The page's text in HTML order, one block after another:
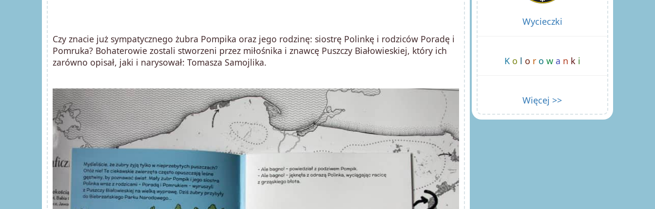
Czy znacie już sympatycznego żubra Pompika oraz jego rodzinę: siostrę Polinkę i rodziców Poradę i
Pomruka? Bohaterowie zostali stworzeni przez miłośnika i znawcę Puszczy Białowieskiej, który ich
zarówno opisał, jaki i narysował: Tomasza Samojlika.
Wycieczki
K o l o r o w a n k i
Więcej >>